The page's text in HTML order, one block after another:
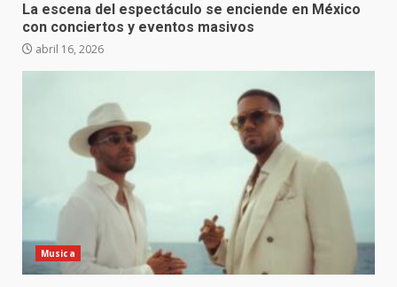
La escena del espectáculo se enciende en México
con conciertos y eventos masivos
abril 16, 2026
Musica